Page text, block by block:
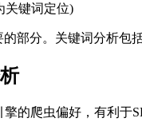
关键词定位)
的部分。关键词分析包
擎的爬虫偏好，有利于